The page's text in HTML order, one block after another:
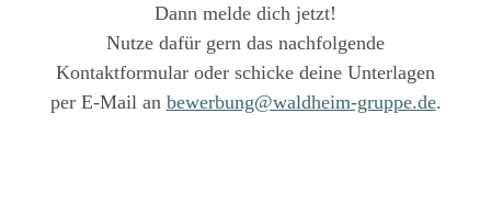
Dann melde dich jetzt!
Nutze dafür gern das nachfolgende
Kontaktformular oder schicke deine Unterlagen
per E-Mail an bewerbung@waldheim-gruppe.de.